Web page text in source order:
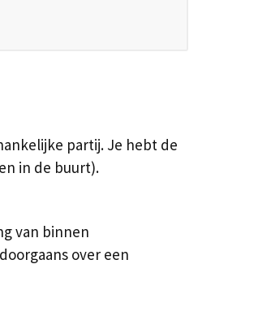
partij. Je hebt de
in de buurt).
van binnen
over een